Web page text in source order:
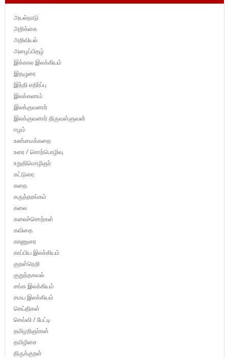
அயல்நாடு
அறிக்கை
அறிவியல்
அழைப்பிதழ்
இக்கால இலக்கியம்
இதழுரை
இந்தி எதிர்ப்பு
இலக்கணம்
இலக்குவனார்
இலக்குவனார் திருவள்ளுவன்
ஈழம்
உண்மைக்கதை
உரை / சொற்பொழிவு
உறுதிமொழிஞர்
கட்டுரை
கதை
கருத்தரங்கம்
கலை
கலைச்சொற்கள்
கவிதை
காணுரை
காப்பிய இலக்கியம்
குறள்நெறி
குறுந்தகவல்
சங்க இலக்கியம்
சமய இலக்கியம்
செய்திகள்
செவ்வி / பேட்டி
தமிழறிஞர்கள்
தமிழிசை
திருக்குறள்